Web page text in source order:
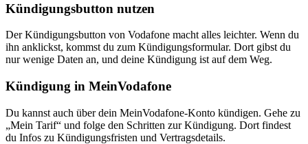
Kündigungsbutton nutzen
Der Kündigungsbutton von Vodafone macht alles leichter. Wenn du
ihn anklickst, kommst du zum Kündigungsformular. Dort gibst du
nur wenige Daten an, und deine Kündigung ist auf dem Weg.
Kündigung in MeinVodafone
Du kannst auch über dein MeinVodafone-Konto kündigen. Gehe zu
„Mein Tarif“ und folge den Schritten zur Kündigung. Dort findest
du Infos zu Kündigungsfristen und Vertragsdetails.